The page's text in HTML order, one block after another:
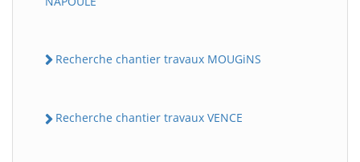
Recherche chantier travaux MOUGiNS
Recherche chantier travaux VENCE